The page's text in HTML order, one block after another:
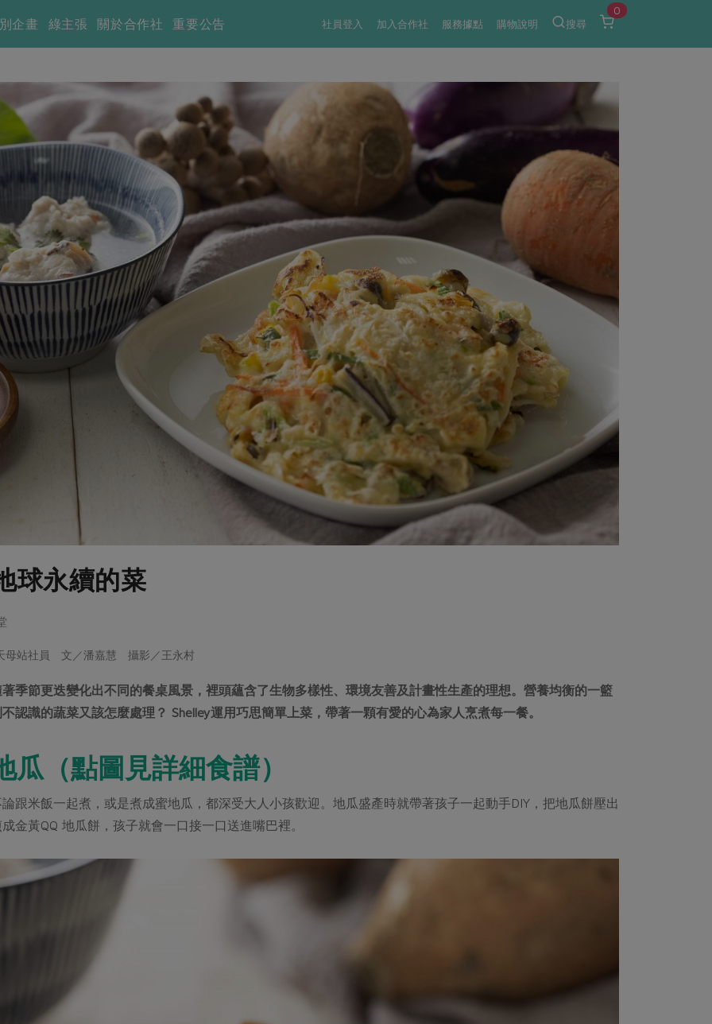
社員登入 加入合作社 服務據點 購物說明 搜尋
0
企畫 綠主張 關於合作社 重要公告
球永續的菜
母站社員 文／潘嘉慧 攝影／王永村
季節更迭變化出不同的餐桌風景，裡頭蘊含了生物多樣性、環境友善及計畫性生產的理想。營養均衡的一籃
認識的蔬菜又該怎麼處理？ Shelley運用巧思簡單上菜，帶著一顆有愛的心為家人烹煮每一餐。
瓜（點圖見詳細食譜）
跟米飯一起煮，或是煮成蜜地瓜，都深受大人小孩歡迎。地瓜盛產時就帶著孩子一起動手DIY，把地瓜餅壓出
金黃QQ 地瓜餅，孩子就會一口接一口送進嘴巴裡。